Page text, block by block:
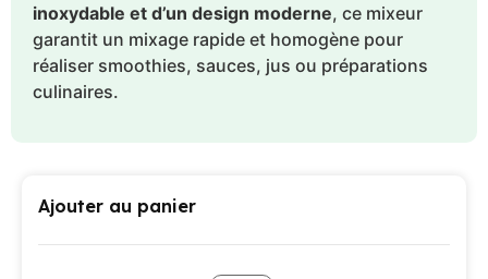
inoxydable et d’un design moderne, ce mixeur
garantit un mixage rapide et homogène pour
réaliser smoothies, sauces, jus ou préparations
culinaires.
Ajouter au panier